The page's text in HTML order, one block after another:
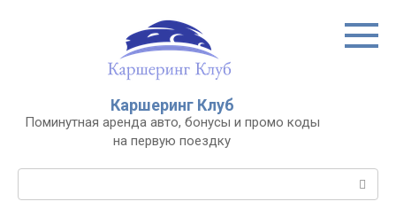
Каршеринг Клуб
Поминутная аренда авто, бонусы и промо коды
на первую поездку
Поиск: